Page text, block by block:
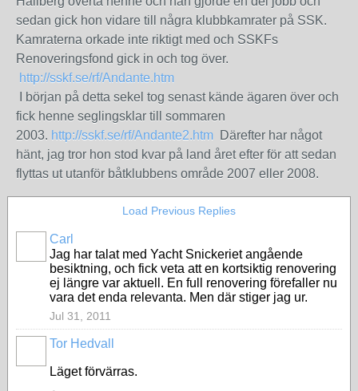
sedan gick hon vidare till några klubbkamrater på SSK.
Kamraterna orkade inte riktigt med och SSKFs
Renoveringsfond gick in och tog över.
http://sskf.se/rf/Andante.htm
I början på detta sekel tog senast kände ägaren över och
fick henne seglingsklar till sommaren
2003. http://sskf.se/rf/Andante2.htm Därefter har något
hänt, jag tror hon stod kvar på land året efter för att sedan
flyttas ut utanför båtklubbens område 2007 eller 2008.
Load Previous Replies
Carl
Jag har talat med Yacht Snickeriet angående
besiktning, och fick veta att en kortsiktig renovering
ej längre var aktuell. En full renovering förefaller nu
vara det enda relevanta. Men där stiger jag ur.
Jul 31, 2011
Tor Hedvall
Läget förvärras.